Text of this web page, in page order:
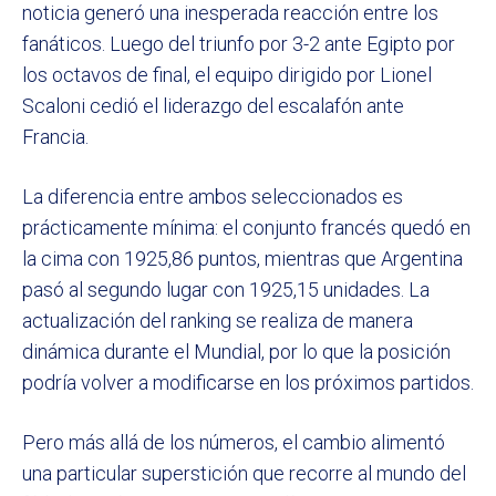
noticia generó una inesperada reacción entre los
fanáticos. Luego del triunfo por 3-2 ante Egipto por
los octavos de final, el equipo dirigido por Lionel
Scaloni cedió el liderazgo del escalafón ante
Francia.
La diferencia entre ambos seleccionados es
prácticamente mínima: el conjunto francés quedó en
la cima con 1925,86 puntos, mientras que Argentina
pasó al segundo lugar con 1925,15 unidades. La
actualización del ranking se realiza de manera
dinámica durante el Mundial, por lo que la posición
podría volver a modificarse en los próximos partidos.
Pero más allá de los números, el cambio alimentó
una particular superstición que recorre al mundo del